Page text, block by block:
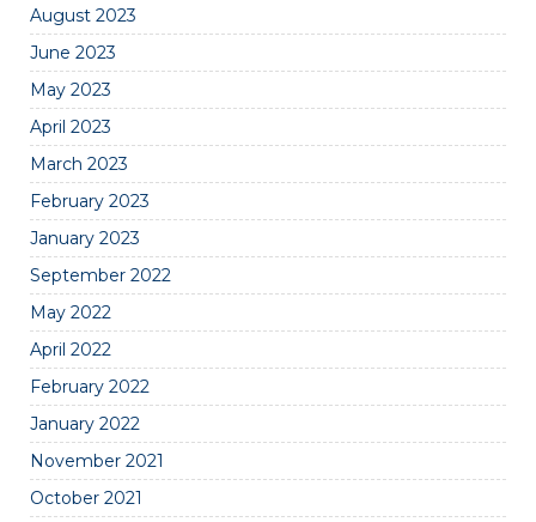
August 2023
June 2023
May 2023
April 2023
March 2023
February 2023
January 2023
September 2022
May 2022
April 2022
February 2022
January 2022
November 2021
October 2021